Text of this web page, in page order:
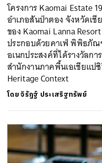
โครงการ Kaomai Estate
อำเภอสันป่าตอง จังหวัดเ
ของ Kaomai Lanna
ประกอบด้วยคาเฟ่ พิพิธภั
อเนกประสงค์ที่ได้รางวัลก
สำนักงานภาคพื้นเอเชียแป
Heritage Context
โดยจิรัฏฐ์​ ประเสริฐทรัพย์